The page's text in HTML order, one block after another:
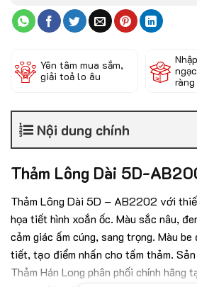
Yên tâm mua sắm,
giải toả lo âu
ràng
Nội dung chính
Thảm Lông Dài 5D-
Thảm Lông Dài 5D – AB2202 với
họa tiết hình xoắn ốc. Màu sắc nâu,
cảm giác ấm cúng, sang trọng. Màu
tiết, tạo điểm nhấn cho tấm thảm.
Thảm Hán Long phân phối chính hãng